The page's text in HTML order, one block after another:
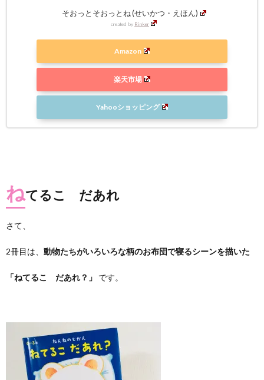
そおっとそおっとね (せいかつ・えほん)
created by Rinker
Amazon
楽天市場
Yahooショッピング
ねてるこ だあれ
さて、
2冊目は、 動物たちがいろいろな柄のお布団で寝るシーンを描いた
「ねてるこ だあれ？」 です。